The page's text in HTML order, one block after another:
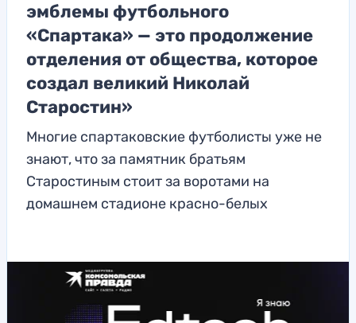
эмблемы футбольного
«Спартака» — это продолжение
отделения от общества, которое
создал великий Николай
Старостин»
Многие спартаковские футболисты уже не
знают, что за памятник братьям
Старостиным стоит за воротами на
домашнем стадионе красно-белых